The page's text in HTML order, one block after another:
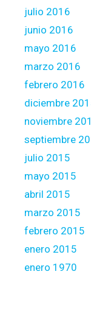
julio 2016
junio 2016
mayo 2016
marzo 2016
febrero 2016
diciembre
noviembre
septiembre
julio 2015
mayo 2015
abril 2015
marzo 2015
febrero 2015
enero 2015
enero 1970